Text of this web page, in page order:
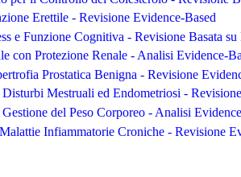
Erettile - Revisione Evidence-Based
e Funzione Cognitiva - Revisione Basata su
con Protezione Renale - Analisi Evidence-
Prostatica Benigna - Revisione
Mestruali ed Endometriosi -
del Peso Corporeo - Analisi
Infiammatorie Croniche - Revisione